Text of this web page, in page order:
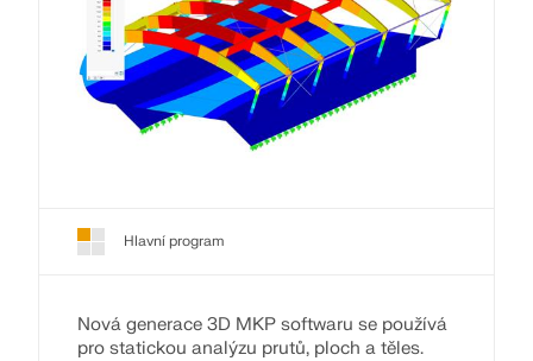
Hlavní program
Nová generace 3D MKP softwaru se používá
pro statickou analýzu prutů, ploch a těles.